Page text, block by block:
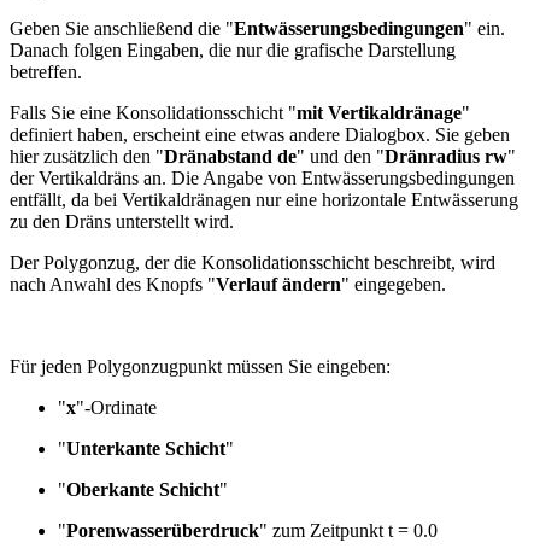
Geben Sie anschließend die "Entwässerungsbedingungen" ein.
Danach folgen Eingaben, die nur die grafische Darstellung
betreffen.
Falls Sie eine Konsolidationsschicht "mit Vertikaldränage"
definiert haben, erscheint eine etwas andere Dialogbox. Sie geben
hier zusätzlich den "Dränabstand de" und den "Dränradius rw"
der Vertikaldräns an. Die Angabe von Entwässerungsbedingungen
entfällt, da bei Vertikaldränagen nur eine horizontale Entwässerung
zu den Dräns unterstellt wird.
Der Polygonzug, der die Konsolidationsschicht beschreibt, wird
nach Anwahl des Knopfs "Verlauf ändern" eingegeben.
Für jeden Polygonzugpunkt müssen Sie eingeben:
"x"-Ordinate
"Unterkante Schicht"
"Oberkante Schicht"
"Porenwasserüberdruck" zum Zeitpunkt t = 0.0